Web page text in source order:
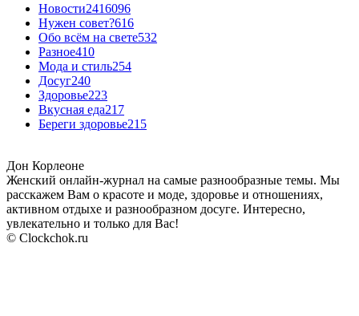
Новости2416096
Нужен совет?616
Обо всём на свете532
Разное410
Мода и стиль254
Досуг240
Здоровье223
Вкусная еда217
Береги здоровье215
Дон Корлеоне
Женский онлайн-журнал на самые разнообразные темы. Мы
расскажем Вам о красоте и моде, здоровье и отношениях,
активном отдыхе и разнообразном досуге. Интересно,
увлекательно и только для Вас!
© Clockchok.ru